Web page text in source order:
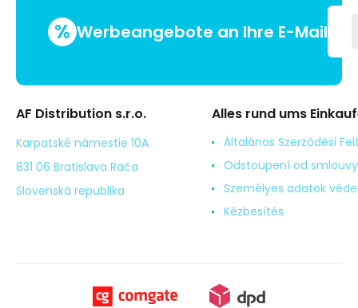
% Werbeangebote an Ihre E-Mail
AF Distribution s.r.o.
Karpatské námestie 10A
831 06 Bratislava Rača
Slovenská republika
Alles rund ums
Általános Szerződési
Odstoupení od smlouvy
Személyes adatok
Kézbesítés